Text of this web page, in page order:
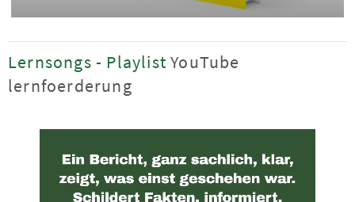
Lernsongs - PlaylistYouTube
lernfoerderung